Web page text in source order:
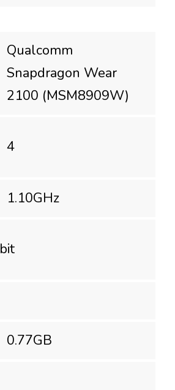
Qualcomm
Snapdragon Wear
2100 (MSM8909W)
4
1.10GHz
bit
0.77GB